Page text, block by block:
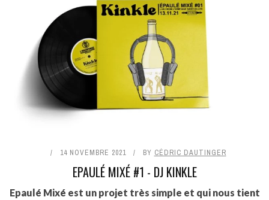
14 NOVEMBRE 2021 BY CÉDRIC DAUTINGER
EPAULÉ MIXÉ #1 - DJ KINKLE
Epaulé Mixé est un projet très simple et qui nous tient